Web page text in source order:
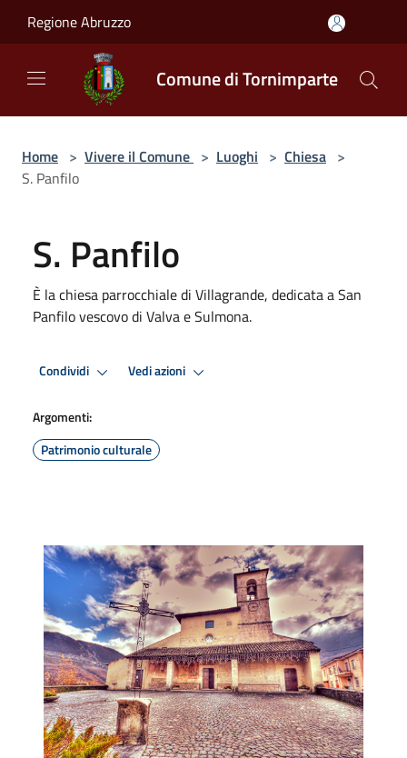
Regione Abruzzo
Comune di Tornimparte
Home > Vivere il Comune > Luoghi > Chiesa >
S. Panfilo
S. Panfilo
È la chiesa parrocchiale di Villagrande, dedicata a San
Panfilo vescovo di Valva e Sulmona.
Condividi Vedi azioni
Argomenti:
Patrimonio culturale